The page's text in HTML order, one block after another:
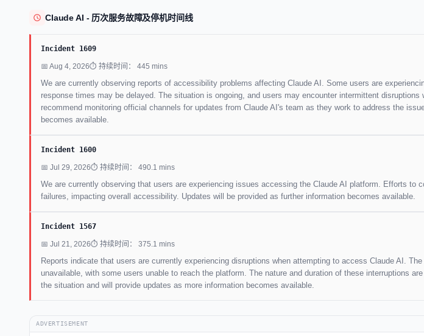
Claude AI - 历次服务故障及停机时间线
Incident 1609
📅 Aug 4, 2026⏱ 持续时间： 445 mins
We are currently observing reports of accessibility problems affecting Claude AI. Some users are
response times may be delayed. The situation is ongoing, and users may encounter intermittent
recommend monitoring official channels for updates from Claude AI's team as they work to address the
becomes available.
Incident 1600
📅 Jul 29, 2026⏱ 持续时间： 490.1 mins
We are currently observing that users are experiencing issues accessing the Claude AI platform. Efforts to
failures, impacting overall accessibility. Updates will be provided as further information becomes available.
Incident 1567
📅 Jul 21, 2026⏱ 持续时间： 375.1 mins
Reports indicate that users are currently experiencing disruptions when attempting to access Claude AI.
unavailable, with some users unable to reach the platform. The nature and duration of these interruptions
the situation and will provide updates as more information becomes available.
ADVERTISEMENT